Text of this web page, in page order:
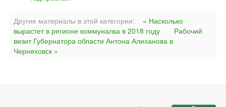
Другие материалы в этой категории:
« Насколько
вырастет в регионе коммуналка в 2018 году
Рабочий
визит Губернатора области Антона Алиханова в
Черняховск »